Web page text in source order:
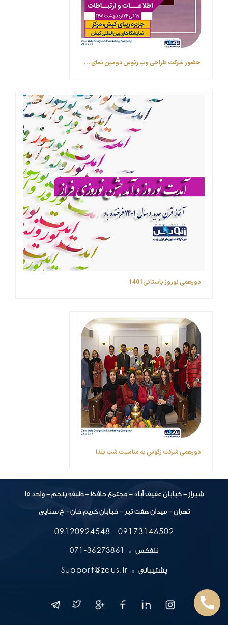
حضور شرکت طراحی وب زئوس ‎دومین نمای ...
دورهمی نوروز باستانی1401
دورهمی شرکت زئوس به مناسبت شب یلدا
شیراز - خیابان عفیف آباد - مجتمع حافظ - طبقه پنجم - واحد 15
تهران - میدان هفت تیر - خیابان کریم خان - خ سنایی
09120924548 09173146502
تلفکس : 36273861-071
پشتیبانی : Support@zeus.ir